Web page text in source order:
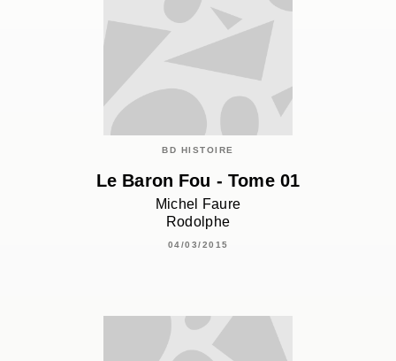
BD HISTOIRE
Le Baron Fou - Tome 01
Michel Faure
Rodolphe
04/03/2015